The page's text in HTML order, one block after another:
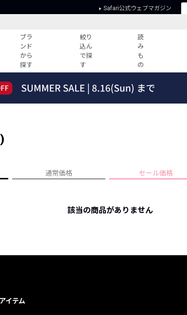
Safari公式ウェブマガジン
ブラ
ンド
から
探す
絞り
込ん
で探
す
読
み
も
の
すべての記事
人気記事ランキング
フォーカスブランド
プライバシーポリシー
通常価格 セール価格
該当の商品がありません
イテム